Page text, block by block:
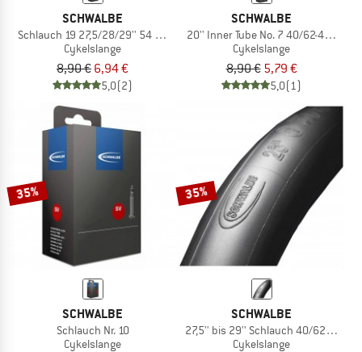
SCHWALBE
Schlauch 19 27,5/28/29'' 54 bis 60-584/622/635
Cykelslange
8,90 € 6,94 €
5,0(2)
SCHWALBE
20'' Inner Tube No. 7 40/62-406/
Cykelslange
8,90 € 5,79 €
5,0(1)
35%
SCHWALBE
Schlauch Nr. 10
Cykelslange
35%
SCHWALBE
27,5'' bis 29'' Schlauch 40/62-622/
Cykelslange